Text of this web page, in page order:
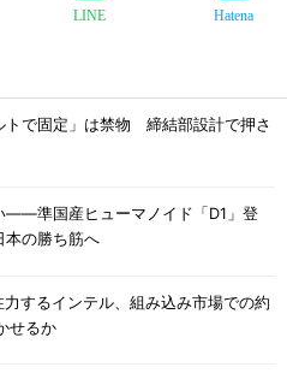
LINE Hatena
トで固定」は禁物 締結部設計で押さ
――準国産ヒューマノイド「D1」登
本の勝ち筋へ
するインテル、組み込み市場での約
せるか